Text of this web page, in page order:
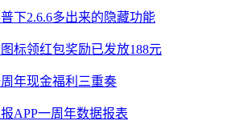
下2.6.6多出来的隐藏功能
标领红包奖励已发放188元
年现金福利三重奏
APP一周年数据报表